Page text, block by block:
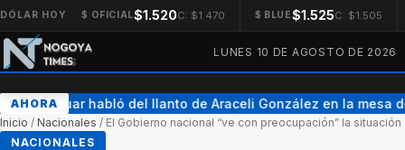
DÓLAR HOY $ OFICIAL$1.520C: $1.470 $ BLUE$1.525C: $1.505
LUNES 10 DE AGOSTO DE 2026
AHORA
Adrián Suar habló del llanto de Araceli González en la mesa
Inicio / Nacionales / El Gobierno nacional “ve con preocupación” la situación
NACIONALES